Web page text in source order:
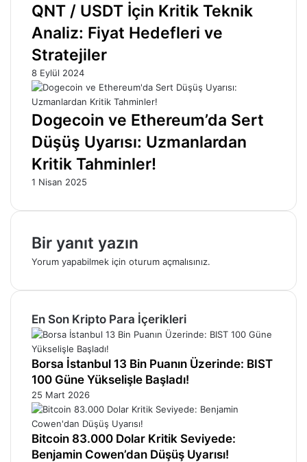
QNT / USDT İçin Kritik Teknik
Analiz: Fiyat Hedefleri ve
Stratejiler
8 Eylül 2024
Dogecoin ve Ethereum’da Sert
Düşüş Uyarısı: Uzmanlardan
Kritik Tahminler!
1 Nisan 2025
Bir yanıt yazın
Yorum yapabilmek için oturum açmalısınız.
En Son Kripto Para İçerikleri
Borsa İstanbul 13 Bin Puanın Üzerinde: BIST
100 Güne Yükselişle Başladı!
25 Mart 2026
Bitcoin 83.000 Dolar Kritik Seviyede:
Benjamin Cowen’dan Düşüş Uyarısı!